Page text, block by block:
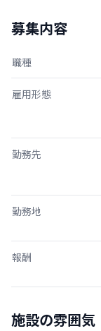
募集内容
職種
雇用形態
勤務先
勤務地
報酬
施設の雰囲気